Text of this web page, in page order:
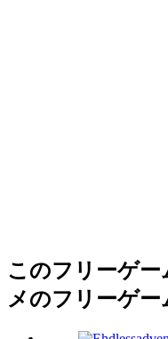
このフリーゲ
メのフリーゲー